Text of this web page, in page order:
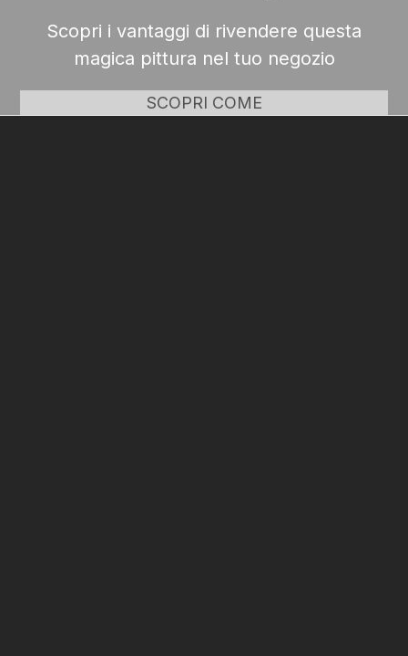
Scopri i vantaggi di rivendere questa
magica pittura nel tuo negozio
SCOPRI COME